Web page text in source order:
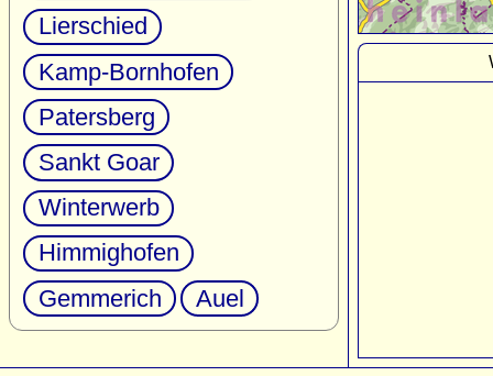
Lierschied
Kamp-Bornhofen
Patersberg
Sankt Goar
Winterwerb
Himmighofen
Gemmerich
Auel